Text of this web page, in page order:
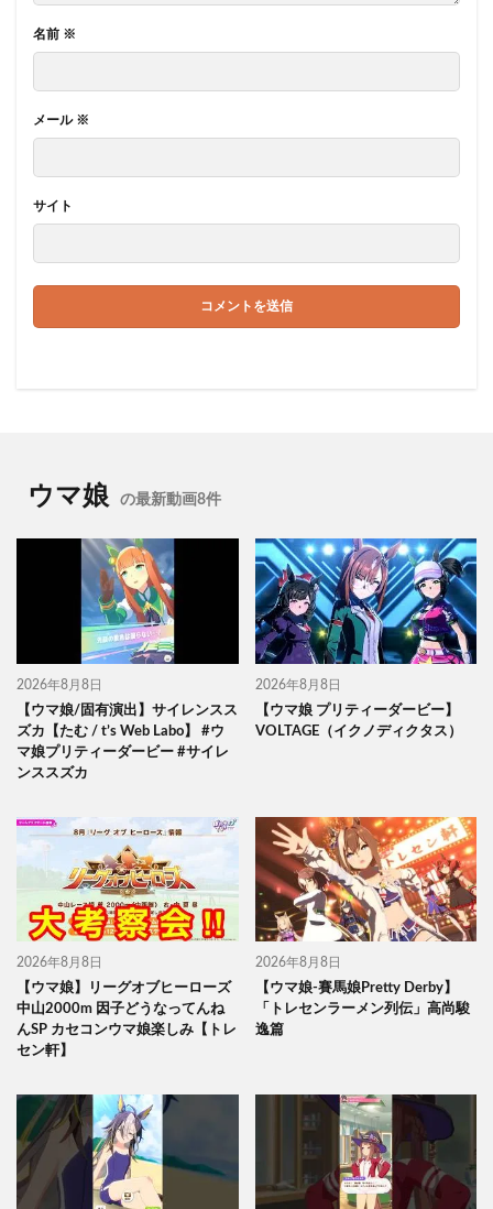
名前 ※
メール ※
サイト
ウマ娘 の最新動画8件
2026年8月8日
【ウマ娘/固有演出】サイレンスス
ズカ【たむ / t’s Web Labo】 #ウ
マ娘プリティーダービー #サイレ
ンススズカ
2026年8月8日
【ウマ娘 プリティーダービー】
VOLTAGE（イクノディクタス）
2026年8月8日
【ウマ娘】リーグオブヒーローズ
中山2000m 因子どうなってんね
んSP カセコンウマ娘楽しみ【トレ
セン軒】
2026年8月8日
【ウマ娘-賽馬娘Pretty Derby】
「トレセンラーメン列伝」高尚駿
逸篇